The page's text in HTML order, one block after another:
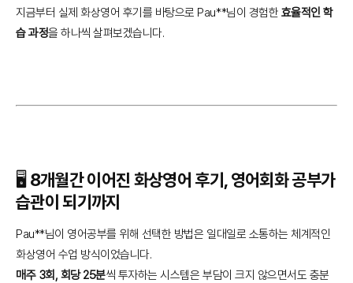
지금부터 실제 화상영어 후기를 바탕으로 Pau**님이 경험한 효율적인 학
습 과정을 하나씩 살펴보겠습니다.
🖥️ 8개월간 이어진 화상영어 후기, 영어회화 공부가
습관이 되기까지
Pau**님이 영어공부를 위해 선택한 방법은 일대일로 소통하는 체계적인
화상영어 수업 방식이었습니다.
매주 3회, 회당 25분씩 투자하는 시스템은 부담이 크지 않으면서도 충분